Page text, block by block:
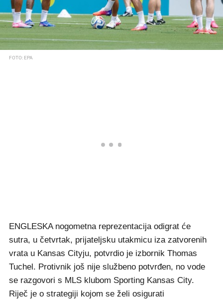
FOTO: EPA
ENGLESKA nogometna reprezentacija odigrat će
sutra, u četvrtak, prijateljsku utakmicu iza zatvorenih
vrata u Kansas Cityju, potvrdio je izbornik Thomas
Tuchel. Protivnik još nije službeno potvrđen, no vode
se razgovori s MLS klubom Sporting Kansas City.
Riječ je o strategiji kojom se želi osigurati